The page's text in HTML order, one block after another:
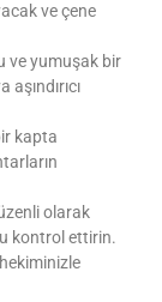
ve çene
ve yumuşak bir
kapta
olarak
kontrol ettirin.